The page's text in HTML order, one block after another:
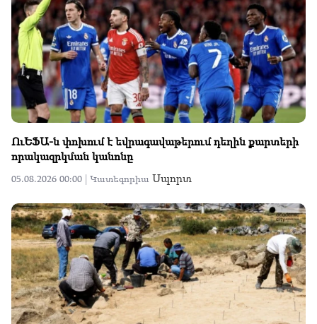
ՈւԵՖԱ-ն փոխում է եվրագավաթերում դեղին քարտերի
որակազրկման կանոնը
05.08.2026 00:00 | Կատեգորիա Սպորտ